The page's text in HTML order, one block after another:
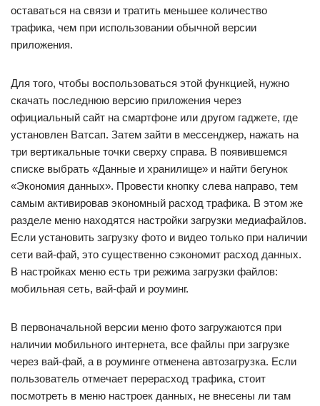
оставаться на связи и тратить меньшее количество
трафика, чем при использовании обычной версии
приложения.
Для того, чтобы воспользоваться этой функцией, нужно
скачать последнюю версию приложения через
официальный сайт на смартфоне или другом гаджете, где
установлен Ватсап. Затем зайти в мессенджер, нажать на
три вертикальные точки сверху справа. В появившемся
списке выбрать «Данные и хранилище» и найти бегунок
«Экономия данных». Провести кнопку слева направо, тем
самым активировав экономный расход трафика. В этом же
разделе меню находятся настройки загрузки медиафайлов.
Если установить загрузку фото и видео только при наличии
сети вай-фай, это существенно сэкономит расход данных.
В настройках меню есть три режима загрузки файлов:
мобильная сеть, вай-фай и роуминг.
В первоначальной версии меню фото загружаются при
наличии мобильного интернета, все файлы при загрузке
через вай-фай, а в роуминге отменена автозагрузка. Если
пользователь отмечает перерасход трафика, стоит
посмотреть в меню настроек данных, не внесены ли там